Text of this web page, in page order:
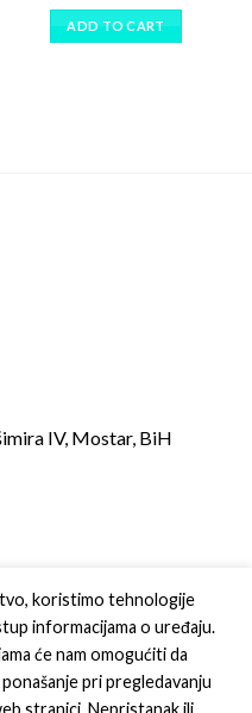
ADD TO CART
IV, Mostar, BiH
koristimo tehnologije
informacijama o uređaju.
će nam omogućiti da
pri pregledavanju
stranici. Nepristanak ili